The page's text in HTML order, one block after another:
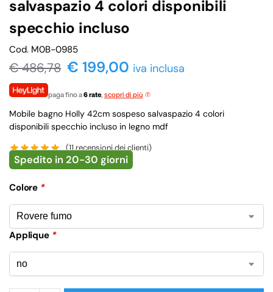
salvaspazio 4 colori disponibili
specchio incluso
Cod. M0B-0985
€486,78 € 199,00 iva inclusa
paga fino a6 rate, scopri di più
Mobile bagno Holly 42cm sospeso salvaspazio 4 colori
disponibili specchio incluso in legno mdf
(11recensioni dei clienti)
Spedito in 20-30 giorni
Colore *
Applique *